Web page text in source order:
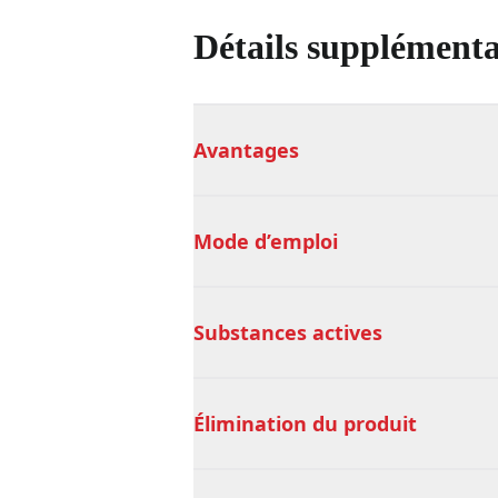
Détails
Avantages
Mode d’emploi
Substances actives
Élimination du produit